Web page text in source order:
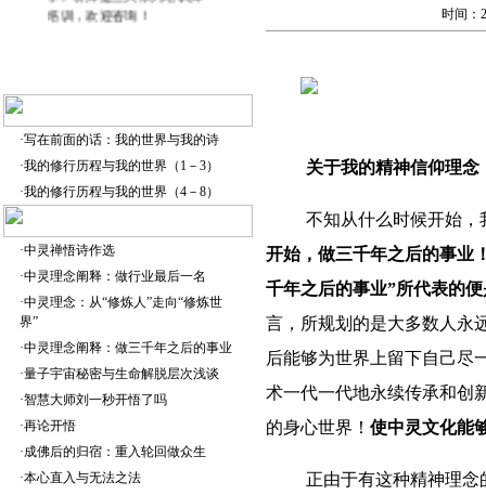
·写在前面的话：我的世界与我的诗
·我的修行历程与我的世界（1－3）
·我的修行历程与我的世界（4－8）
·中灵禅悟诗作选
·中灵理念阐释：做行业最后一名
·中灵理念：从“修炼人”走向“修炼世
界”
·中灵理念阐释：做三千年之后的事业
·量子宇宙秘密与生命解脱层次浅谈
·智慧大师刘一秒开悟了吗
·再论开悟
·成佛后的归宿：重入轮回做众生
·本心直入与无法之法
时间：
关于我的精神信仰理念
不知从什么时候开始
开始，做三千年之后的事业
千年之后的事业”所代表的
言，所规划的是大多数人永
后能够为世界上留下自己尽
术一代一代地永续传承和创
的身心世界！ 使中灵文化能
正由于有这种精神理